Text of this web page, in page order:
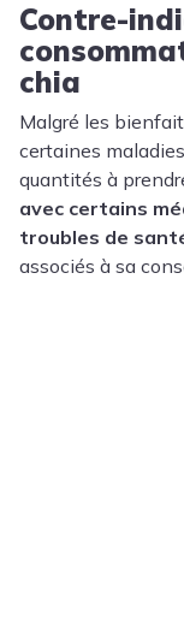
Contre-
chia
Malgré les
certaines
quantités à
avec certains
troubles de
associés à sa